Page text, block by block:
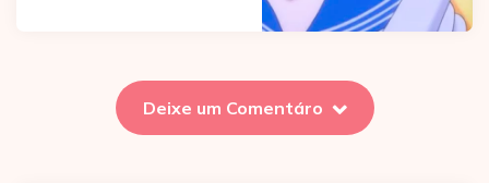
Deixe um Comentáro